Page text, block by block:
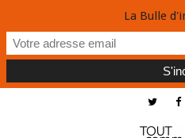
La Bulle